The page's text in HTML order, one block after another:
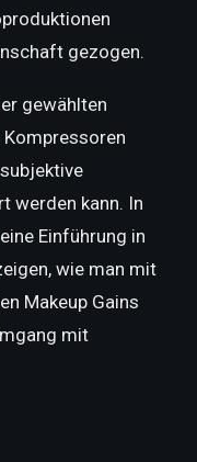
gezogen.
gewählten
werden kann. In
Einführung in
wie man mit
Makeup Gains
mit